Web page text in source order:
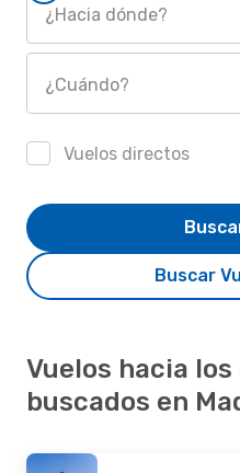
¿Hacia dónde?
¿Cuándo?
Vuelos directos
Buscar
Vuelos hacia
buscados en